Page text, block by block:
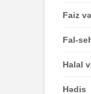
Faiz
Fal-
Halal
Hədis